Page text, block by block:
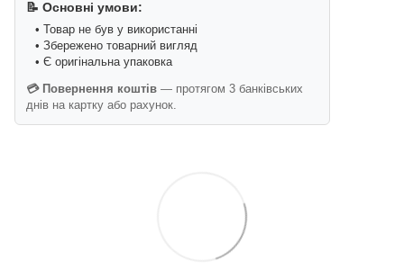
📝 Основні умови:
• Товар не був у використанні
• Збережено товарний вигляд
• Є оригінальна упаковка
💳 Повернення коштів — протягом 3 банківських
днів на картку або рахунок.